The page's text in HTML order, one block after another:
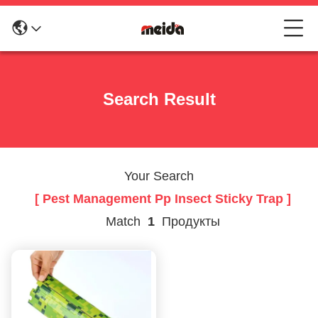
Search Result
Your Search
[ Pest Management Pp Insect Sticky Trap ]
Match 1Продукты